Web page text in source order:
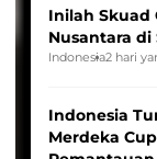
Inilah Skuad
Nusantara di
Indonesia2 hari
Indonesia
Merdeka